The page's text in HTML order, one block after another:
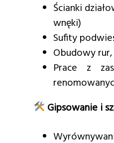
Ścianki
wnęki)
Sufity
Obudowy
Prace z
Gipsowanie i